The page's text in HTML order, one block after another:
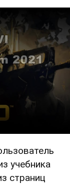
учебника
страниц